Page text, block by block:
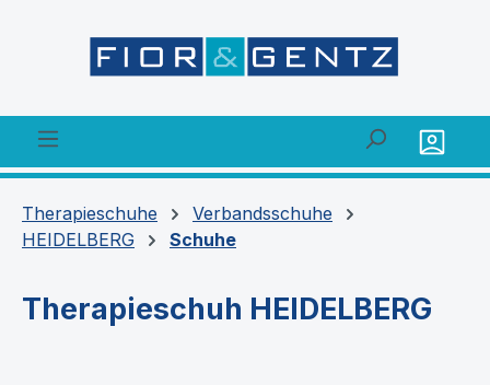
Therapieschuhe
Verbandsschuhe
HEIDELBERG
Schuhe
Therapieschuh HEIDELBERG